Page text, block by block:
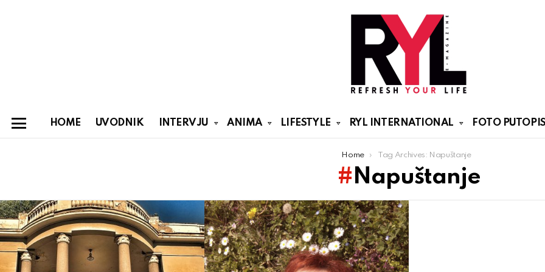
HOME UVODNIK INTERVJU ANIMA LIFESTYLE RYL INTERNATIONAL FOTO PUTOPISI
Home Tag Archives: Napuštanje
Napuštanje
Latest
stories